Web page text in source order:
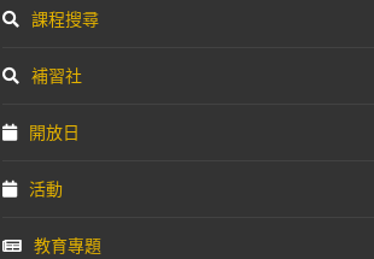
課程搜尋
補習社
開放日
活動
教育專題